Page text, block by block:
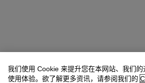
我们使用 Cookie 来提升您在本网站、我们
使用体验。欲了解更多资讯，请参阅我们的